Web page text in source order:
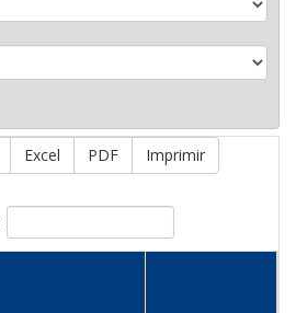
Excel PDF Imprimir